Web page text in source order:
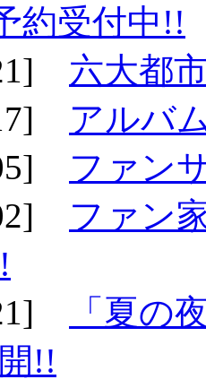
約受付中!!
六大都
アルバ
ファン
ファン
「夏の
!!